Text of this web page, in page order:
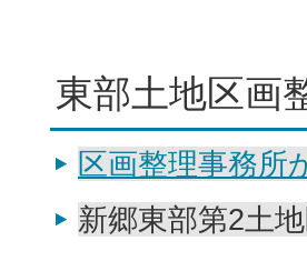
東部土地区画
区画整理事務所
新郷東部第2土